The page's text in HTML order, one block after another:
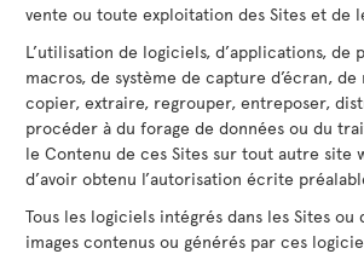
vente ou toute exploitation des Sites et de
L’utilisation de logiciels, d’applications,
macros, de système de capture d’écran,
copier, extraire, regrouper, entreposer,
procéder à du forage de données ou du
le Contenu de ces Sites sur tout autre
d’avoir obtenu l’autorisation écrite
Tous les logiciels intégrés dans les Sites
images contenus ou générés par ces